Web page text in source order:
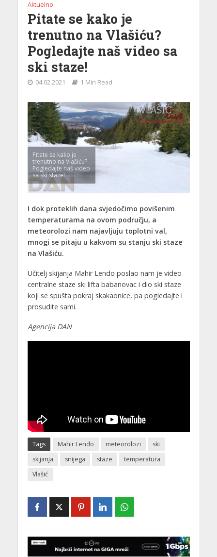
Aktuelno
Pitate se kako je
trenutno na Vlašiću?
Pogledajte naš video sa
ski staze!
04.02.2021 1 Min Read
Pitate se kako je
trenutno na Vlašiću?
Pogledajte naš video
sa ski staze!
I dok proteklih dana svjedočimo povišenim
temperaturama na ovom području, a
meteorolozi nam najavljuju toplotni val,
mnogi se pitaju u kakvom su stanju ski staze
na Vlašiću.
Učitelj skijanja Mahir Lendo poslao nam je video
centralne staze ski lifta babanovac i dio ski staze
koji se spušta pokraj skakaonice, pa pogledajte i
prosudite sami.
Agencija DAN
Tags Mahir Lendo meteorolozi
ski
skijanja
snijega staze
temperatura
Vlašić